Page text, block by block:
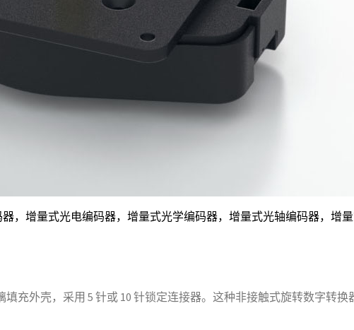
，增量式光电编码器，增量式光学编码器，增量式光轴编码器，增
填充外壳，采用 5 针或 10 针锁定连接器。这种非接触式旋转数字转换